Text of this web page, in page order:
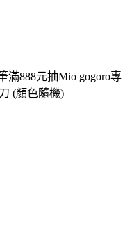
滿888元抽Mio gogoro專
(顏色隨機)